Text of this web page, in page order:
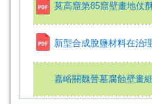
莫高窟第85窟壁畫地仗
新型合成脫鹽材料在治
嘉峪關魏晉墓腐蝕壁畫